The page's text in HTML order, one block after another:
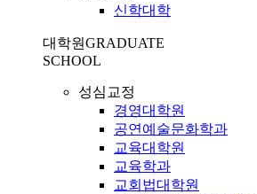
신학대학
대학원GRADUATE
SCHOOL
성심교정
경영대학원
공연예술문화학과
교육대학원
교육학과
교회법대학원